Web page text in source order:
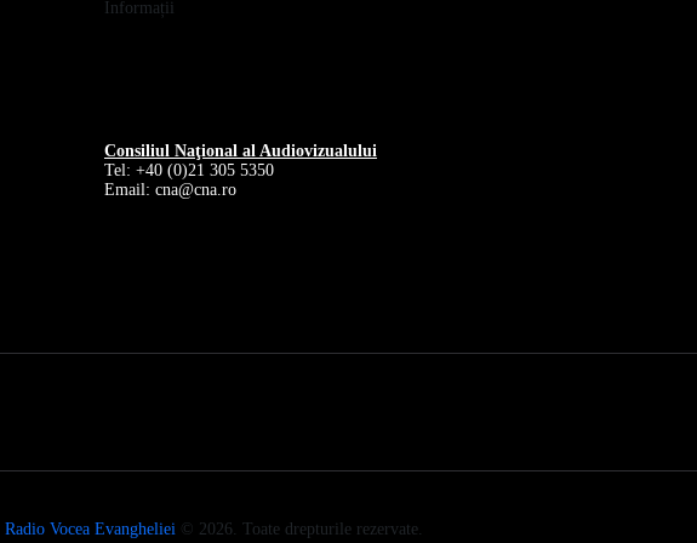
Informații
Consiliul Naţional al Audiovizualului
Tel: +40 (0)21 305 5350
Email: cna@cna.ro
Radio Vocea Evangheliei © 2026. Toate drepturile rezervate.